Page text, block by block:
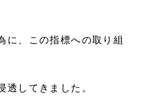
に、この指標への取り組
透してきました。